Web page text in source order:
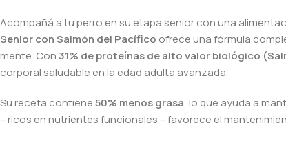
Acompañá a tu perro en su etapa senior con una
Senior con Salmón del Pacífico ofrece una fórmula
mente. Con31% de proteínas de alto valor biológico
corporal saludable en la edad adulta avanzada.
Su receta contiene50% menos grasa, lo que ayuda a
– ricos en nutrientes funcionales – favorece el